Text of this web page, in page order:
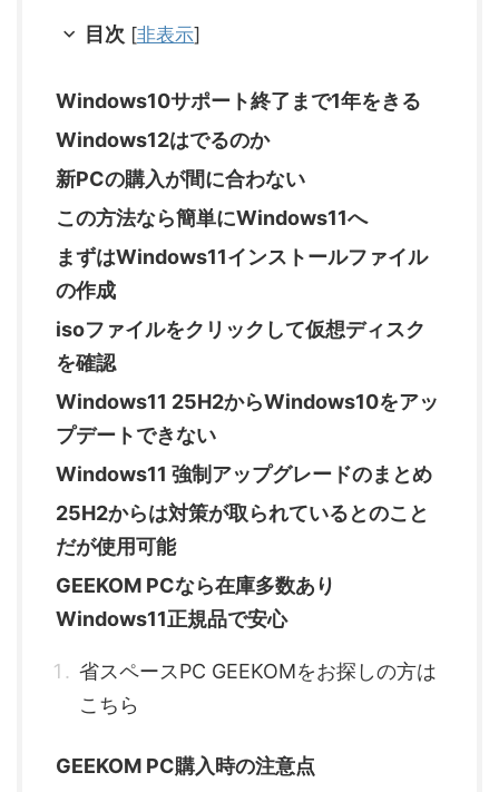
目次 [非表示]
Windows10サポート終了まで1年をきる
Windows12はでるのか
新PCの購入が間に合わない
この方法なら簡単にWindows11へ
まずはWindows11インストールファイル
の作成
isoファイルをクリックして仮想ディスク
を確認
Windows11 25H2からWindows10をアッ
プデートできない
Windows11 強制アップグレードのまとめ
25H2からは対策が取られているとのこと
だが使用可能
GEEKOM PCなら在庫多数あり
Windows11正規品で安心
省スペースPC GEEKOMをお探しの方は
こちら
GEEKOM PC購入時の注意点